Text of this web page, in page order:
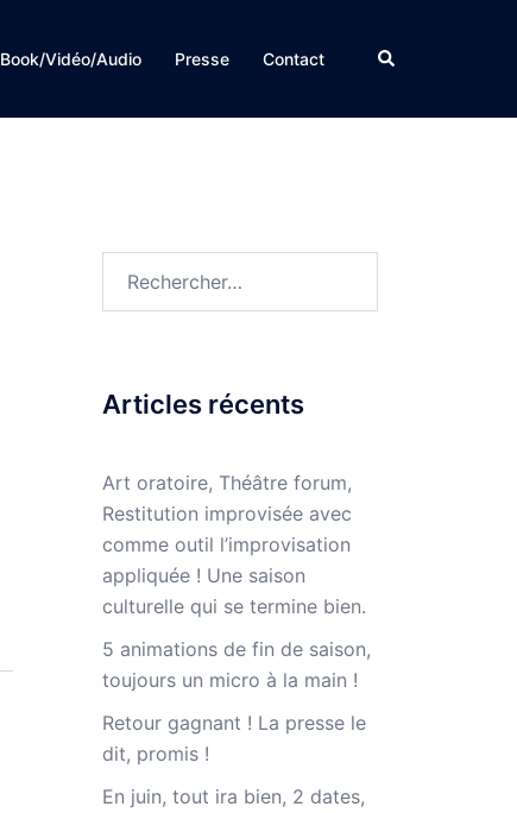
Book/Vidéo/Audio Presse Contact Rechercher
Articles récents
Art oratoire, Théâtre forum,
Restitution improvisée avec
comme outil l’improvisation
appliquée ! Une saison
culturelle qui se termine bien.
5 animations de fin de saison,
toujours un micro à la main !
Retour gagnant ! La presse le
dit, promis !
En juin, tout ira bien, 2 dates,